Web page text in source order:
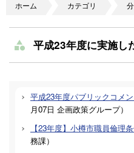
ホーム カテゴリ
平成23年度に実施し
平成23年度パブリックコメ
月07日 企画政策グループ）
【23年度】小樽市職員倫理条
務課）